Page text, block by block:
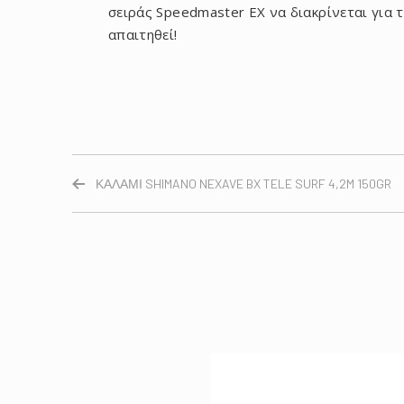
σειράς Speedmaster EX να διακρίνεται
απαιτηθεί!
ΚΑΛΑΜΙ SHIMANO NEXAVE BX TELE SURF 4,2M 150GR